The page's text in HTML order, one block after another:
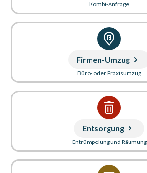
Kombi-Anfrage
Firmen-Umzug
Büro- oder Praxisumzug
Entsorgung
Entrümpelung und Räumung